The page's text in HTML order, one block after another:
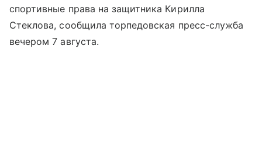
спортивные права на защитника Кирилла
Стеклова, сообщила торпедовская пресс-служба
вечером 7 августа.